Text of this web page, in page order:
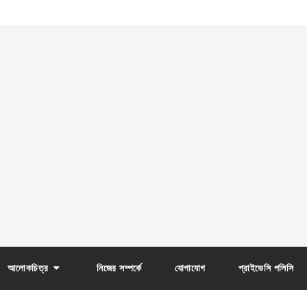
আলোকচিত্র নিজের সম্পর্কে যোগাযোগ প্রাইভেসি পলিসি